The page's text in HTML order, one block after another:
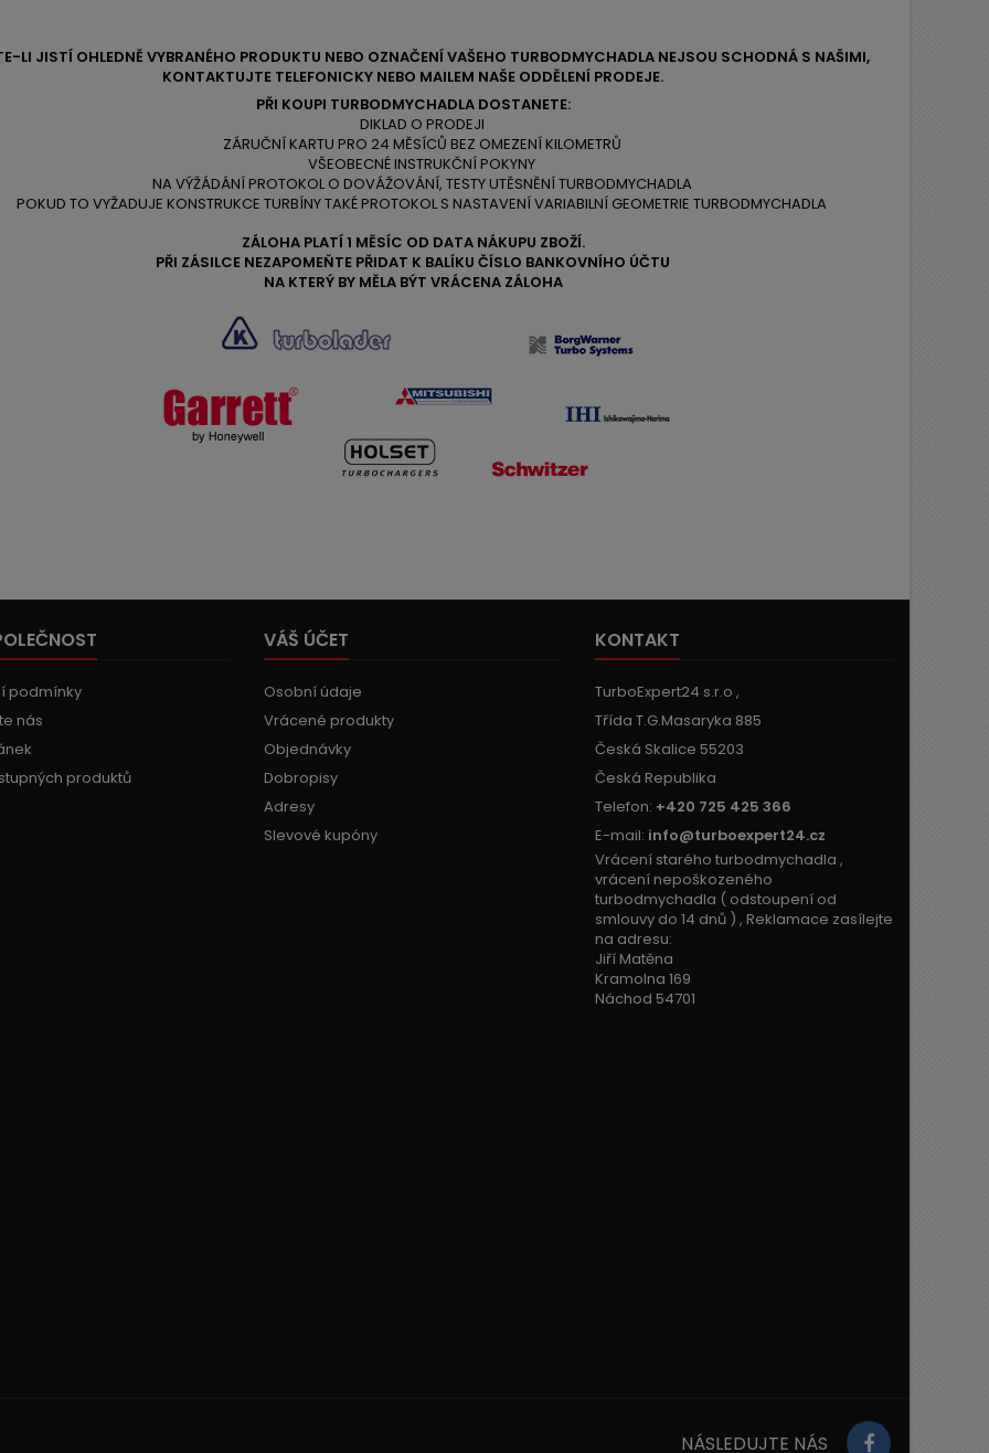
LI JISTÍ OHLEDNĚ VYBRANÉHO PRODUKTU NEBO OZNAČENÍ VAŠEHO TURBODMYCHADLA NEJSOU SCHODNÁ S NAŠIMI,
KONTAKTUJTE TELEFONICKY NEBO MAILEM NAŠE ODDĚLENÍ PRODEJE.
PŘI KOUPI TURBODMYCHADLA DOSTANETE:
DIKLAD O PRODEJI
ZÁRUČNÍ KARTU PRO 24 MĚSÍCŮ BEZ OMEZENÍ KILOMETRŮ
VŠEOBECNÉ INSTRUKČNÍ POKYNY
NA VÝŽÁDÁNÍ PROTOKOL O DOVÁŽOVÁNÍ, TESTY UTĚSNĚNÍ TURBODMYCHADLA
POKUD TO VYŽADUJE KONSTRUKCE TURBÍNY TAKÉ PROTOKOL S NASTAVENÍ VARIABILNÍ GEOMETRIE TURBODMYCHADLA
ZÁLOHA PLATÍ 1 MĚSÍC OD DATA NÁKUPU ZBOŽÍ.
PŘI ZÁSILCE NEZAPOMEŇTE PŘIDAT K BALÍKU ČÍSLO BANKOVNÍHO ÚČTU
NA KTERÝ BY MĚLA BÝT VRÁCENA ZÁLOHA
podmínky
nás
produktů
VÁŠ ÚČET
Osobní údaje
Vrácené produkty
Objednávky
Dobropisy
Adresy
Slevové kupóny
KONTAKT
TurboExpert24 s.r.o ,
Třída T.G.Masaryka 885
Česká Skalice 55203
Česká Republika
Telefon: +420 725 425 366
E-mail: info@turboexpert24.cz
Vrácení starého turbodmychadla ,
vrácení nepoškozeného
turbodmychadla ( odstoupení od
smlouvy do 14 dnů ) , Reklamace zasílejte
na adresu:
Jiří Matěna
Kramolna 169
Náchod 54701
NÁSLEDUJTE NÁS